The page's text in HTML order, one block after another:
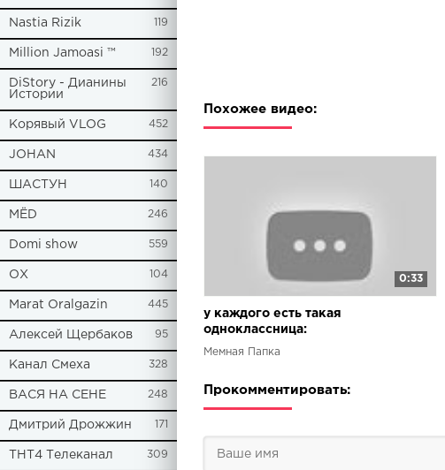
Nastia Rizik 119
Million Jamoasi ™ 192
DiStory - Дианины
Истории
216
Корявый VLOG 452
JOHAN 434
ШАСТУН 140
МЁD 246
Domi show 559
ОХ 104
Marat Oralgazin 445
Алексей Щербаков 95
Канал Смеха 328
ВАСЯ НА СЕНЕ 248
Дмитрий Дрожжин 171
ТНТ4 Телеканал 309
Похожее видео:
0:33
у каждого есть такая
одноклассница:
Мемная Папка
Прокомментировать: